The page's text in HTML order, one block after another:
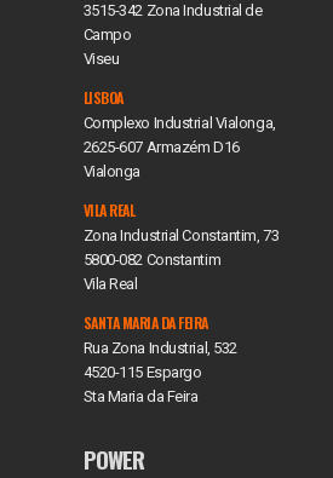
3515-342 Zona Industrial de
Campo
Viseu
LISBOA
Complexo Industrial Vialonga,
2625-607 Armazém D16
Vialonga
VILA REAL
Zona Industrial Constantim, 73
5800-082 Constantim
Vila Real
SANTA MARIA DA FEIRA
Rua Zona Industrial, 532
4520-115 Espargo
Sta Maria da Feira
POWER